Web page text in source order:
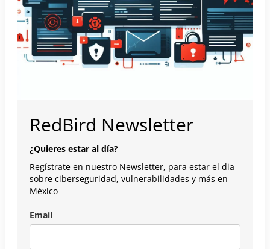
RedBird Newsletter
¿Quieres estar al día?
Regístrate en nuestro Newsletter, para estar el dia
sobre ciberseguridad, vulnerabilidades y más en
México
Email